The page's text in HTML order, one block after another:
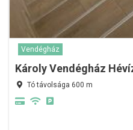
Vendégház
Károly Vendégház
Tó távolsága 600 m